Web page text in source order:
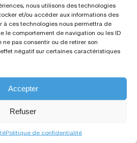
nous utilisons des technologies
et/ou accéder aux informations des
à ces technologies nous permettra de
le comportement de navigation ou les ID
ne pas consentir ou de retirer son
négatif sur certaines caractéristiques
Accepter
Refuser
Politique de confidentialité